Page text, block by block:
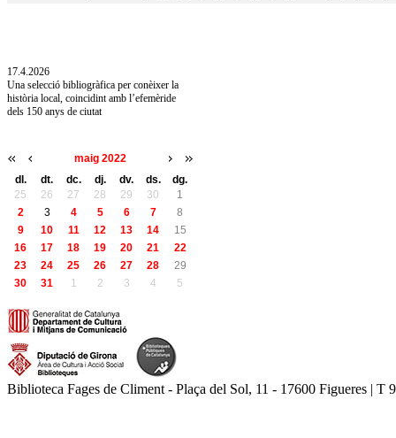
17.4.2026
Una selecció bibliogràfica per conèixer la
història local, coincidint amb l’efemèride
dels 150 anys de ciutat
maig 2022
dl.
dt. dc. dj. dv. ds.
dg.
25
26 27 28 29 30
1
2
3 4 5 6 7
8
9
10 11 12 13 14
15
16
17 18 19 20 21
22
23
24 25 26 27 28
29
30
31 1 2 3 4 5
Biblioteca Fages de Climent - Plaça del Sol, 11 - 17600 Figueres |